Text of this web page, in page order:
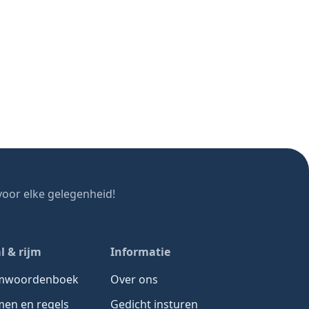
elke gelegenheid!
& rijm
en regels
Informatie
Over ons
Gedicht insturen